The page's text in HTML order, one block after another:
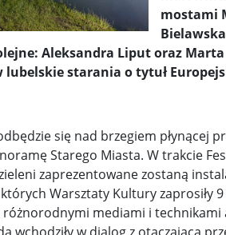
które zakończy woj ... Świat u
legalna również jest pr ...
Ukraina lic ... Donaldowi
kraj G7 zapowiada ... Sensy
karta historii ... Wspólnota w chwili
... Ratunek wśród ceglanych
mostami
Aleksandra Liput oraz
lubelskie starania o tytuł
się nad brzegiem płynącej
Starego Miasta. W trakcie
zaprezentowane zostaną
Warsztaty Kultury zaprosiły
różnorodnymi mediami i